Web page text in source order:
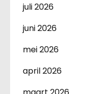
juli 2026
juni 2026
mei 2026
april 2026